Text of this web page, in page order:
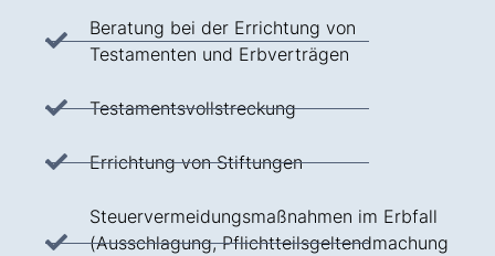
Beratung bei der Errichtung von
Testamenten und Erbverträgen
Testamentsvollstreckung
Errichtung von Stiftungen
Steuervermeidungsmaßnahmen im Erbfall
(Ausschlagung, Pflichtteilsgeltendmachung